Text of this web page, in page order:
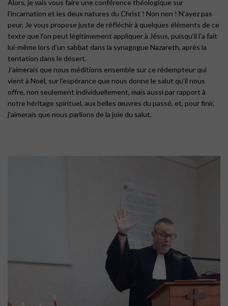
Alors, je vais vous faire une conférence théologique sur
l’incarnation et les deux natures du Christ ! Non non ! N’ayez pas
peur. Je vous propose juste de réfléchir à quelques éléments de ce
texte que l’on peut légitimement appliquer à Jésus, puisqu’il l’a fait
lui-même lors d’un sabbat dans la synagogue Nazareth, après la
tentation dans le désert.
J’aimerais que nous méditions ensemble sur ce rédempteur qui
vient à Noël, sur l’espérance que nous donne le salut qu’il nous
offre, non seulement individuellement, mais aussi par rapport à
notre héritage spirituel, aux belles œuvres du passé, et, pour finir,
j’aimerais que nous parlions de la joie du salut.